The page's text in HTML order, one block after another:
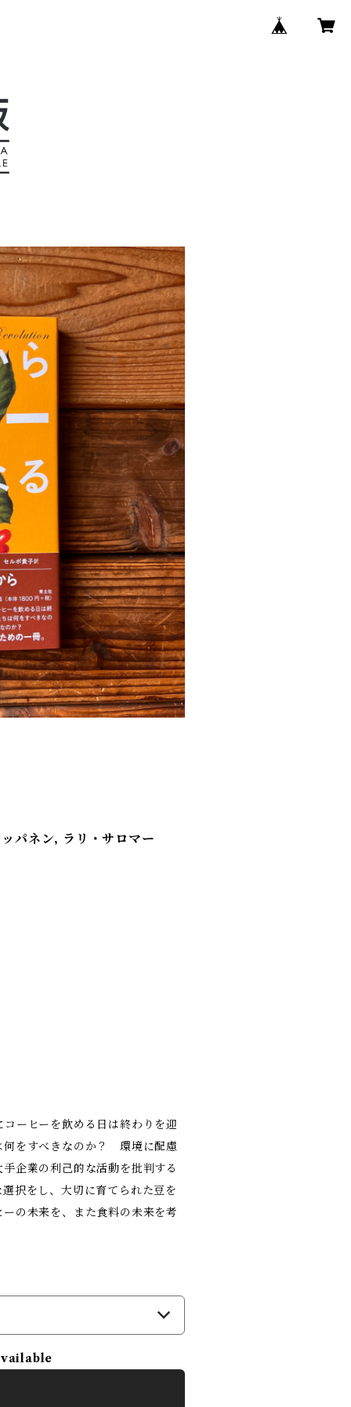
パネン, ラリ・サロマー
ーヒーを飲める日は終わりを迎
何をすべきなのか？ 環境に配慮
企業の利己的な活動を批判する
択をし、大切に育てられた豆を
の未来を、また食料の未来を考